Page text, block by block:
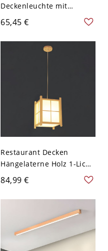
Deckenleuchte mit
Acrylschirm - Walnuss
Farbe 110V-120V 22,86 cm
Ring
65,45 €
Restaurant Decken
Hängelaterne Holz 1-Licht
Japanische Stil
Pendelleuchte - 110V-120V
Holz Quadrat
84,99 €